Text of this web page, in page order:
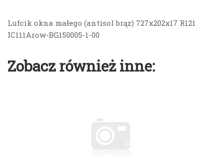
Lufcik okna małego (antisol brąz) 727x202x17 R121
IC111Arow-BG150005-1-00
Zobacz również inne: